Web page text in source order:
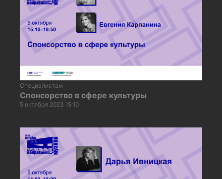
Специалистам
Спонсорство в сфере культуры
5 октября 2023 15:10